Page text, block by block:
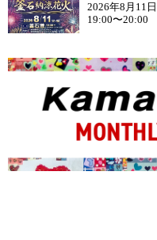
2026年8月11日
19:00〜20:00